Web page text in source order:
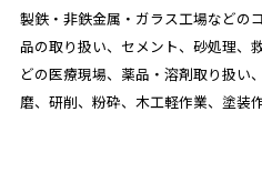
製鉄・非鉄金属・ガラス工場などの
品の取り扱い、セメント、砂処理、
どの医療現場、薬品・溶剤取り扱い
磨、研削、粉砕、木工軽作業、塗装